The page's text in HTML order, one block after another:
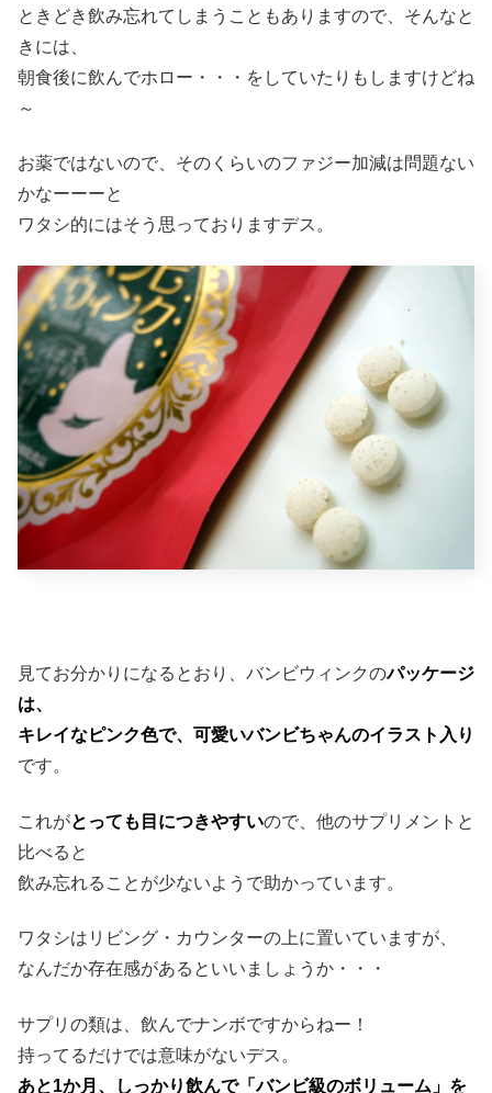
ときどき飲み忘れてしまうこともありますので、そんなと
きには、
朝食後に飲んでホロー・・・をしていたりもしますけどね
～
お薬ではないので、そのくらいのファジー加減は問題ない
かなーーーと
ワタシ的にはそう思っておりますデス。
見てお分かりになるとおり、バンビウィンクのパッケージ
は、
キレイなピンク色で、
可愛いバンビちゃんのイラスト入り
です。
これがとっても目につきやすいので、他のサプリメントと
比べると
飲み忘れることが少ないようで助かっています。
ワタシはリビング・カウンターの上に置いていますが、
なんだか存在感があるといいましょうか・・・
サプリの類は、飲んでナンボですからねー！
持ってるだけでは意味がないデス。
あと1か月、しっかり飲んで「バンビ級のボリューム」を